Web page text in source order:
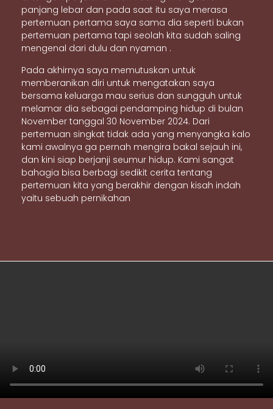
panjang lebar dan pada saat itu saya merasa
pertemuan pertama saya sama dia seperti bukan
pertemuan pertama tapi seolah kita sudah saling
mengenal dari dulu dan nyaman .
Pada akhirnya saya memutuskan untuk
memberanikan diri untuk mengatakan saya
bersama keluarga mau serius dan sungguh untuk
melamar dia sebagai pendamping hidup di bulan
November tanggal 30 November 2024. Dari
pertemuan singkat tidak ada yang menyangka kalo
kami awalnya ga pernah mengira bakal sejauh ini,
dan kini siap berjanji seumur hidup. Kami sangat
bahagia bisa berbagi sedikit cerita tentang
pertemuan kita yang berakhir dengan kisah indah
yaitu sebuah pernikahan